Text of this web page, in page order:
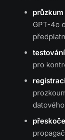
GPT-4o
pro